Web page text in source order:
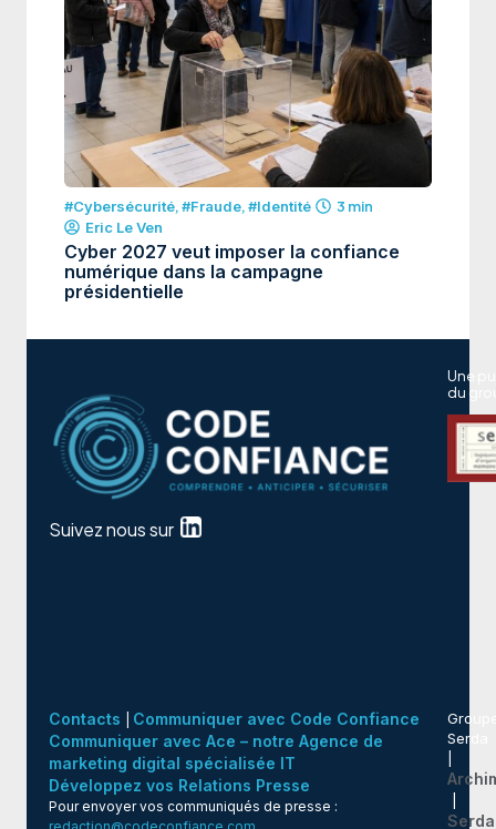
#Cybersécurité,#Fraude,#Identité
3 min
Eric Le Ven
Cyber 2027 veut imposer la confiance
numérique dans la campagne
présidentielle
Suivez nous sur
Une
du
Contacts
Communiquer avec Code Confiance
Communiquer avec Ace – notre Agence de
marketing digital spécialisée IT
Développez vos Relations Presse
Pour envoyer vos communiqués de presse :
redaction@codeconfiance.com
Serda
Serda